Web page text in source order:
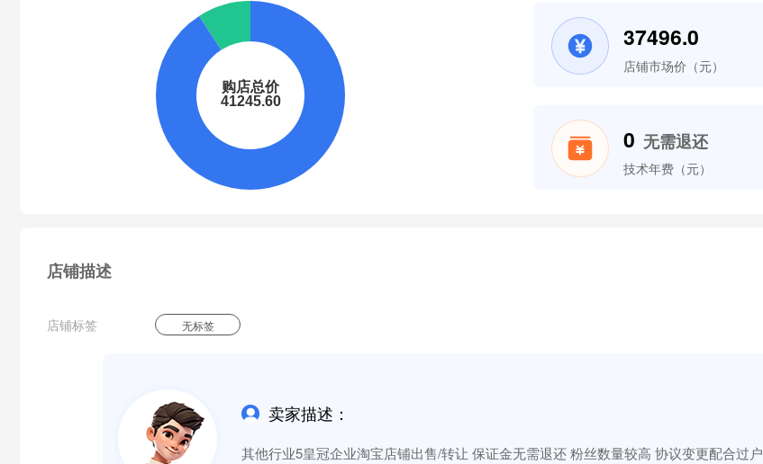
37496.0
店铺市场价（元）
0 无需退还
技术年费（元）
店铺描述
店铺标签 无标签
卖家描述：
其他行业5皇冠企业淘宝店铺出售/转让 保证金无需退还 粉丝数量较高 协议变更配合过户